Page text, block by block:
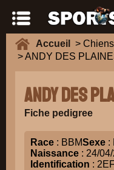
Accueil >
> ANDY DES
ANDY DES
Fiche pedigree
Race : BBMSexe :
Naissance : 24/
Identification :